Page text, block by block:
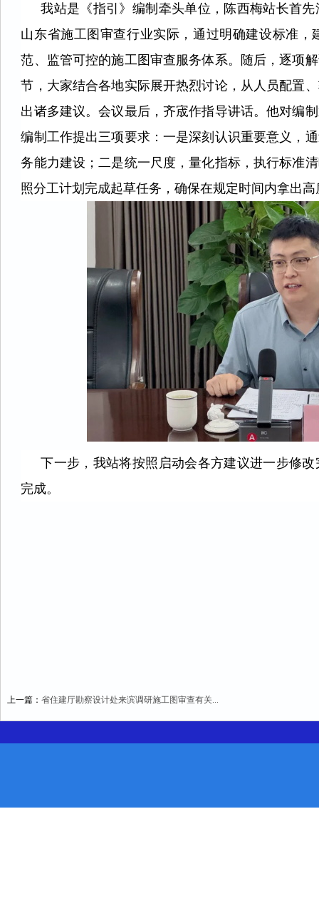
我站是《指引》编制牵头单位，陈西梅站长首
山东省施工图审查行业实际，通过明确建设标准
范、监管可控的施工图审查服务体系。随后，逐项
节，大家结合各地实际展开热烈讨论，从人员配置
出诸多建议。会议最后，齐宬作指导讲话。他对编
编制工作提出三项要求：一是深刻认识重要意义，
务能力建设；二是统一尺度，量化指标，执行标准
照分工计划完成起草任务，确保在规定时间内拿出
下一步，我站将按照启动会各方建议进一步修
完成。
上一篇： 省住建厅勘察设计处来滨调研施工图审查有关...